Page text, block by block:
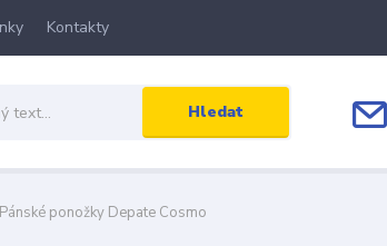
Kontakty
Hledat
Pánské ponožky Depate Cosmo